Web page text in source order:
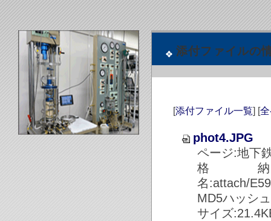
添付ファイルの
[添付ファイル一覧] [
phot4.JPG
ページ:地下
格
名:attach/
MD5ハッシ
サイズ